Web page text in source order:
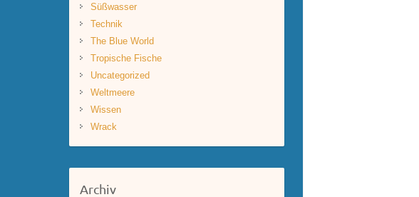
Süßwasser
Technik
The Blue World
Tropische Fische
Uncategorized
Weltmeere
Wissen
Wrack
Archiv